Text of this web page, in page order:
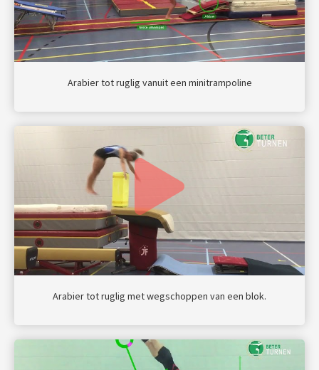
Arabier tot ruglig vanuit een minitrampoline
Arabier tot ruglig met wegschoppen van een blok.